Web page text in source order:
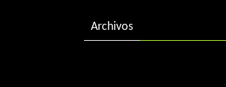
Archivos